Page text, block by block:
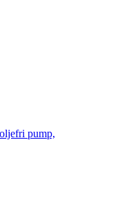
pump,